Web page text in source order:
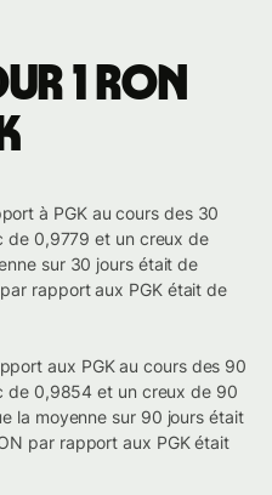
1 RON
à PGK au cours des 30
de 0,9779 et un creux de
sur 30 jours était de
rapport aux PGK était de
aux PGK au cours des 90
de 0,9854 et un creux de 90
la moyenne sur 90 jours était
par rapport aux PGK était